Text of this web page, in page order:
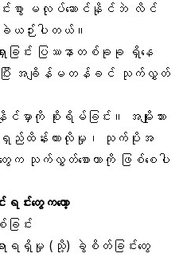
င်းစွာ မလုပ်ဆောင်နိုင်ဘဲ လိင်
ယဉ်းပါတယ်။
းခြင်း ပြဿနာတစ်ခုခု ရှိနေ
ေပြီး အချိန်မတန်ခင် သုက်လွှတ်
ာကို စိုးရိမ်ခြင်း။ အမျိုးသား
ရှည်ထိန်းထားလိုမှု၊ သုက်ပိုးအ
ေက သုက်လွှတ်စေ ာတာကို ဖြစ်စေပါ
ရင်းတွေကတော့
ြင်း
ရရှိမှု (သို့) ခွဲစိတ်ခြင်းတွေ